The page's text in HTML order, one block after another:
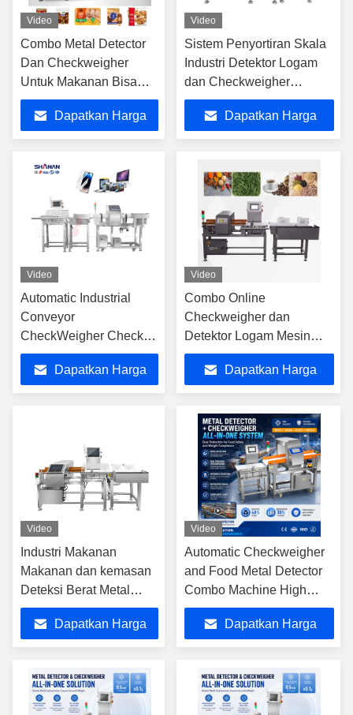
Video
Combo Metal Detector
Dan Checkweigher
Untuk Makanan Bisa
Pembungkusan Beku
Mesin Menimbang
Dapatkan Harga
Video
Sistem Penyortiran Skala
Industri Detektor Logam
dan Checkweigher
Kombinasi
Dapatkan Harga
Video
Automatic Industrial
Conveyor
CheckWeigher Check
Weight Machine Skala
berat dan detektor
logam
Dapatkan Harga
Video
Combo Online
Checkweigher dan
Detektor Logam Mesin
Tahan Air Stabil, ± 0.1g
AkurasiDapatkan Harga
Video
Industri Makanan
Makanan dan kemasan
Deteksi Berat Metal
Kemasan Menimbang
Detektor Logam Dan
Periksa Sistem
Dapatkan Harga
Video
Automatic Checkweigher
and Food Metal Detector
Combo Machine High
Precision Industrial Food
Processing Inspection
Line Mesin Pengukuran
Logam Makanan Mesin
Pengukuran Tinggi
Dapatkan Harga